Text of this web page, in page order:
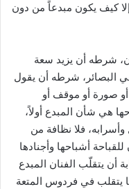
كيف يكون مبدعاً من دون
شرطه أن يزيد سعة
البصائر، شرطه أن يقول
أو صورة أو موقف أو
هي شأن المبدع أولاً،
وأسرابه، فلا نظافة من
أشباحها وأجنادها
أن يتقلّب الفنان المبدع
يتقلب في فردوس المتعة